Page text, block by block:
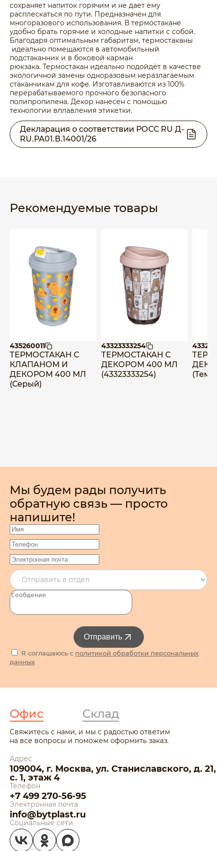
сохраняет напиток горячим и не дает ему
расплескаться по пути. Предназначен для
многоразового использования. В термостакане
удобно брать горячие и холодные напитки с собой.
Благодаря оптимальным габаритам, термостаканы
идеально помещаются в автомобильный
подстаканник и в боковой карман
рюкзака. Термостакан идеально подойдёт в качестве
экологичной замены одноразовым неразлагаемым
стаканчикам для кофе. Изготавливаются из 100%
перерабатываемого прочного безопасного
полипропилена. Декор нанесен с помощью
технологии вплавления этикетки.
Декларация о соответствии РОСС RU Д-
RU.РА01.В.14001/26
Рекомендуемые товары
435260011
ТЕРМОСТАКАН С
КЛАПАНОМ И
ДЕКОРОМ 400 МЛ
(Серый)
43323333254
ТЕРМОСТАКАН С
ДЕКОРОМ 400 МЛ
(43323333254)
Мы будем рады получить
обратную связь — просто
напишите!
Я соглашаюсь с политикой обработки персональных
данных
Отправить
Офис Склад
Свяжитесь с нами, и мы с радостью ответим
на все вопросы и поможем оформить заказ.
Адрес
109004, г. Москва, ул. Станиславского, д. 21,
с. 1, этаж 4
Телефон
+7 499 270-56-95
Электронная почта
info@bytplast.ru
Социальные сети